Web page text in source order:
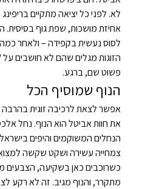
לא. לפני כל יציאה מתקיים
אחיזת מושכות, שפת גוף בסיסית.
לסוס נעשית בקפידה – ולאחר כמה
הזוגות מגלים שהם לא חושבים
פשוט שם, ברגע.
הנוף שמוסיף הכל
אפשר לצאת לרכיבה זוגית
את חוות אביטל הוא הנוף. נחל
הנחלים המשוקמים והיפים
צמחייה עשירה ושקט שקשה למצוא
כשרוכבים כאן בשקיעה, הצבעים
מתקרר, והנוף מגיב. זה לא רקע